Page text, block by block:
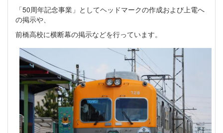
「50周年記念事業」としてヘッドマークの作成および上電へ
の掲示や、
前橋高校に横断幕の掲示などを行っています。